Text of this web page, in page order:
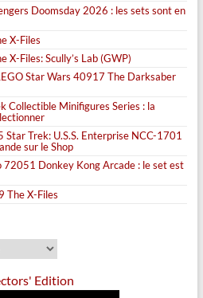
Doomsday 2026 : les sets sont en
X-Files
X-Files: Scully’s Lab (GWP)
Star Wars 40917 The Darksaber
Collectible Minifigures Series : la
Trek: U.S.S. Enterprise NCC-1701
sur le Shop
72051 Donkey Kong Arcade : le set est
The X-Files